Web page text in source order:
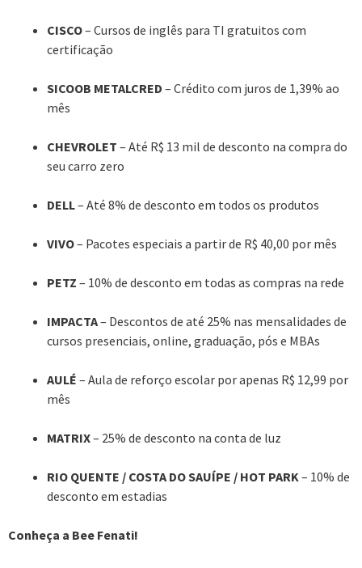
CISCO– Cursos de inglês para TI gratuitos com
certificação
SICOOB METALCRED – Crédito com juros de 1,39% ao
mês
CHEVROLET – Até R$ 13 mil de desconto na compra do
seu carro zero
DELL– Até 8% de desconto em todos os produtos
VIVO– Pacotes especiais a partir de R$ 40,00 por mês
PETZ – 10% de desconto em todas as compras na rede
IMPACTA– Descontos de até 25% nas mensalidades de
cursos presenciais, online, graduação, pós e MBAs
AULÉ – Aula de reforço escolar por apenas R$ 12,99 por
mês
MATRIX– 25% de desconto na conta de luz
RIO QUENTE / COSTA DO SAUÍPE / HOT PARK – 10% de
desconto em estadias
Conheça a Bee Fenati!